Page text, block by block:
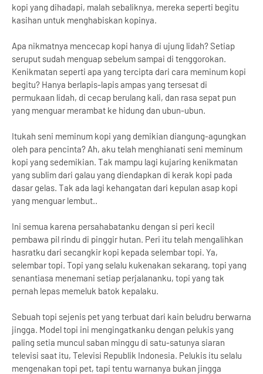
kopi yang dihadapi, malah sebaliknya, mereka seperti begitu
kasihan untuk menghabiskan kopinya.
Apa nikmatnya mencecap kopi hanya di ujung lidah? Setiap
seruput sudah menguap sebelum sampai di tenggorokan.
Kenikmatan seperti apa yang tercipta dari cara meminum kopi
begitu? Hanya berlapis-lapis ampas yang tersesat di
permukaan lidah, di cecap berulang kali, dan rasa sepat pun
yang menguar merambat ke hidung dan ubun-ubun.
Itukah seni meminum kopi yang demikian diangung-agungkan
oleh para pencinta? Ah, aku telah menghianati seni meminum
kopi yang sedemikian. Tak mampu lagi kujaring kenikmatan
yang sublim dari galau yang diendapkan di kerak kopi pada
dasar gelas. Tak ada lagi kehangatan dari kepulan asap kopi
yang menguar lembut..
Ini semua karena persahabatanku dengan si peri kecil
pembawa pil rindu di pinggir hutan. Peri itu telah mengalihkan
hasratku dari secangkir kopi kepada selembar topi. Ya,
selembar topi. Topi yang selalu kukenakan sekarang, topi yang
senantiasa menemani setiap perjalananku, topi yang tak
pernah lepas memeluk batok kepalaku.
Sebuah topi sejenis pet yang terbuat dari kain beludru berwarna
jingga. Model topi ini mengingatkanku dengan pelukis yang
paling setia muncul saban minggu di satu-satunya siaran
televisi saat itu, Televisi Republik Indonesia. Pelukis itu selalu
mengenakan topi pet, tapi tentu warnanya bukan jingga